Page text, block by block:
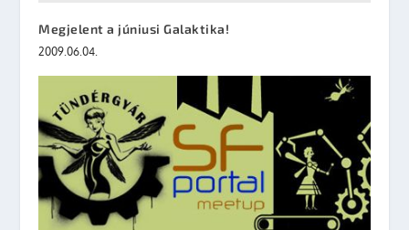
Megjelent a júniusi Galaktika!
2009.06.04.